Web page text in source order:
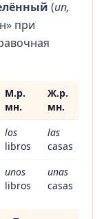
(un,
при
артиклей в
М.р.
мн.
Ж.р.
мн.
los
libros
las
casas
unos
libros
unas
casas